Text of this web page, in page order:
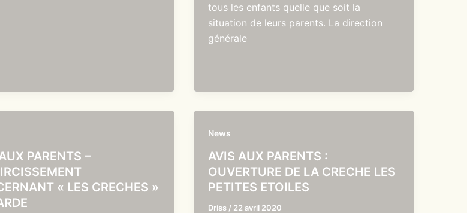
tous les enfants quelle que soit la
situation de leurs parents. La direction
générale
PARENTS –
« LES CRECHES »
News
AVIS AUX PARENTS :
OUVERTURE DE LA CRECHE LES
PETITES ETOILES
Driss / 22 avril 2020